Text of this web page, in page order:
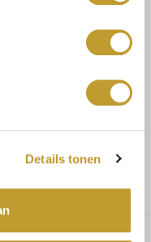
Details tonen
dag verzonden